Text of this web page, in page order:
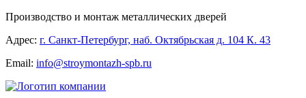
Производство и монтаж металлических дверей
Адрес: г. Санкт-Петербург, наб. Октябрьская д. 104 К. 43
Email: info@stroymontazh-spb.ru